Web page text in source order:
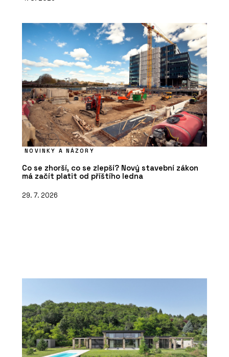
NOVINKY A NÁZORY
Co se zhorší, co se zlepší? Nový stavební zákon
má začít platit od příštího ledna
29. 7. 2026